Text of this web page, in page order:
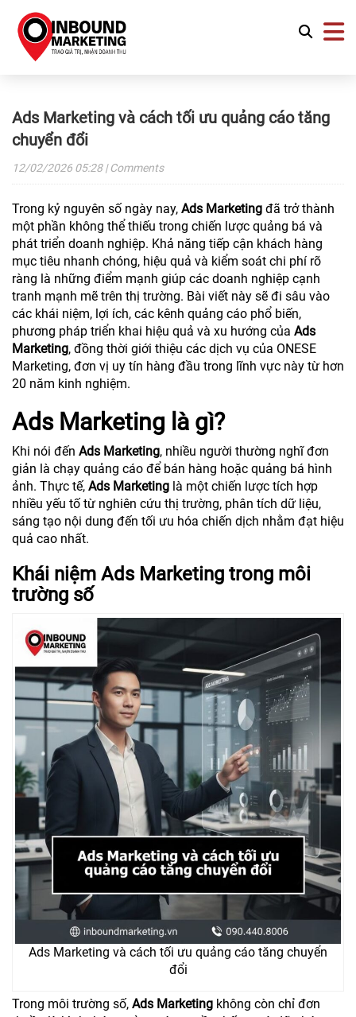
Ads Marketing và cách tối ưu quảng cáo tăng
chuyển đổi
12/02/2026 05:28| Comments
Trong kỷ nguyên số ngày nay, Ads Marketing đã trở thành
một phần không thể thiếu trong chiến lược quảng bá và
phát triển doanh nghiệp. Khả năng tiếp cận khách hàng
mục tiêu nhanh chóng, hiệu quả và kiểm soát chi phí rõ
ràng là những điểm mạnh giúp các doanh nghiệp cạnh
tranh mạnh mẽ trên thị trường. Bài viết này sẽ đi sâu vào
các khái niệm, lợi ích, các kênh quảng cáo phổ biến,
phương pháp triển khai hiệu quả và xu hướng của Ads
Marketing, đồng thời giới thiệu các dịch vụ của ONESE
Marketing, đơn vị uy tín hàng đầu trong lĩnh vực này từ hơn
20 năm kinh nghiệm.
Ads Marketing là gì?
Khi nói đến Ads Marketing, nhiều người thường nghĩ đơn
giản là chạy quảng cáo để bán hàng hoặc quảng bá hình
ảnh. Thực tế, Ads Marketing là một chiến lược tích hợp
nhiều yếu tố từ nghiên cứu thị trường, phân tích dữ liệu,
sáng tạo nội dung đến tối ưu hóa chiến dịch nhằm đạt hiệu
quả cao nhất.
Khái niệm Ads Marketing trong môi
trường số
Ads Marketing và cách tối ưu quảng cáo tăng chuyển
đổi
Trong môi trường số, Ads Marketing không còn chỉ đơn